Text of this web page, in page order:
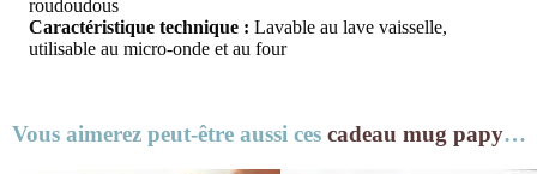
roudoudous
Caractéristique technique : Lavable au lave vaisselle,
utilisable au micro-onde et au four
Vous aimerez peut-être aussi ces cadeau mug papy…